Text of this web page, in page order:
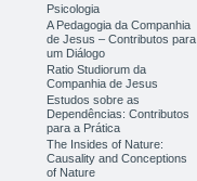
Psicologia
A Pedagogia da Companhia
de Jesus – Contributos para
um Diálogo
Ratio Studiorum da
Companhia de Jesus
Estudos sobre as
Dependências: Contributos
para a Prática
The Insides of Nature:
Causality and Conceptions
of Nature